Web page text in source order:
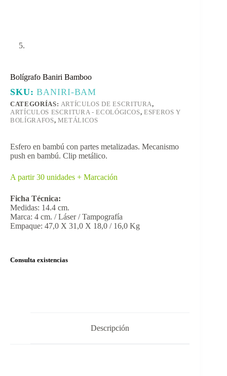
Bolígrafo Baniri Bamboo
SKU:BANIRI-BAM
CATEGORÍAS: ARTÍCULOS DE ESCRITURA,
ARTÍCULOS ESCRITURA - ECOLÓGICOS,ESFEROS Y
BOLÍGRAFOS, METÁLICOS
Esfero en bambú con partes metalizadas. Mecanismo
push en bambú. Clip metálico.
A partir 30 unidades + Marcación
Ficha Técnica:
Medidas: 14.4 cm.
Marca: 4 cm. / Láser / Tampografía
Empaque: 47,0 X 31,0 X 18,0 / 16,0 Kg
Consulta existencias
Descripción